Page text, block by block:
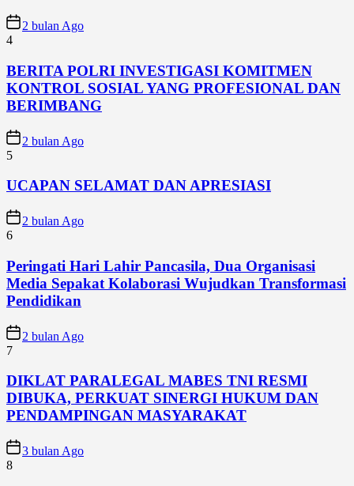
2 bulan Ago
4
BERITA POLRI INVESTIGASI KOMITMEN
KONTROL SOSIAL YANG PROFESIONAL DAN
BERIMBANG
2 bulan Ago
5
UCAPAN SELAMAT DAN APRESIASI
2 bulan Ago
6
Peringati Hari Lahir Pancasila, Dua Organisasi
Media Sepakat Kolaborasi Wujudkan Transformasi
Pendidikan
2 bulan Ago
7
DIKLAT PARALEGAL MABES TNI RESMI
DIBUKA, PERKUAT SINERGI HUKUM DAN
PENDAMPINGAN MASYARAKAT
3 bulan Ago
8